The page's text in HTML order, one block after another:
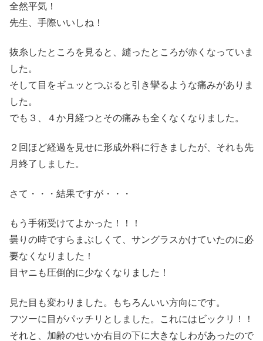
全然平気！
先生、手際いいしね！
抜糸したところを見ると、縫ったところが赤くなっていま
した。
そして目をギュッとつぶると引き攣るような痛みがありま
した。
でも３、４か月経つとその痛みも全くなくなりました。
２回ほど経過を見せに形成外科に行きましたが、それも先
月終了しました。
さて・・・結果ですが・・・
もう手術受けてよかった！！！
曇りの時ですらまぶしくて、サングラスかけていたのに必
要なくなりました！
目ヤニも圧倒的に少なくなりました！
見た目も変わりました。もちろんいい方向にです。
フツーに目がパッチリとしました。これにはビックリ！！
それと、加齢のせいか右目の下に大きなしわがあったので